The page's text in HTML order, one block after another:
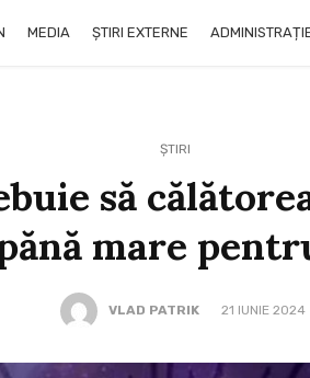
MEDIA ȘTIRI EXTERNE
ȘTIRI
să
mare
VLAD PATRIK 21 IUNIE 2024